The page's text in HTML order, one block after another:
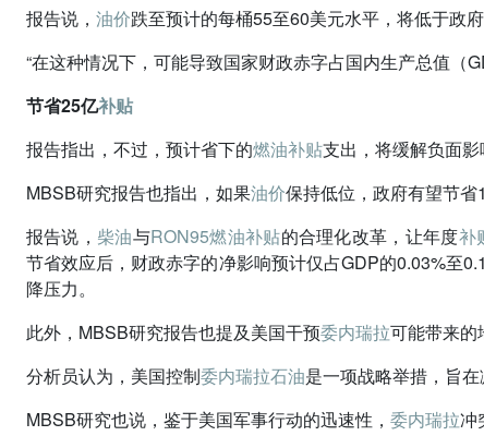
报告说， 油价跌至预计的每桶55至60美元水平，将低于政
“在这种情况下，可能导致国家财政赤字占国内生产总值（
节省25亿补贴
报告指出，不过，预计省下的燃油补贴支出，将缓解负面影
MBSB研究报告也指出，如果油价保持低位，政府有望节
报告说， 柴油与RON95燃油补贴的合理化改革，让年度补
节省效应后，财政赤字的净影响预计仅占GDP的0.03%至
降压力。
此外，MBSB研究报告也提及美国干预委内瑞拉可能带来的
分析员认为，美国控制委内瑞拉石油是一项战略举措，旨
MBSB研究也说，鉴于美国军事行动的迅速性， 委内瑞拉冲